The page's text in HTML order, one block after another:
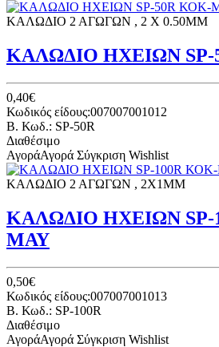
ΚΑΛΩΔΙΟ 2 ΑΓΩΓΩΝ , 2 X 0.50MM
ΚΑΛΩΔΙΟ ΗΧΕΙΩΝ
0,40€
Κωδικός είδους:007007001012
B. Κωδ.: SP-50R
Διαθέσιμο
ΑγοράΑγορά Σύγκριση Wishlist
ΚΑΛΩΔΙΟ 2 ΑΓΩΓΩΝ , 2X1MM
ΚΑΛΩΔΙΟ ΗΧΕΙΩΝ SP-
ΜΑΥ
0,50€
Κωδικός είδους:007007001013
B. Κωδ.: SP-100R
Διαθέσιμο
ΑγοράΑγορά Σύγκριση Wishlist